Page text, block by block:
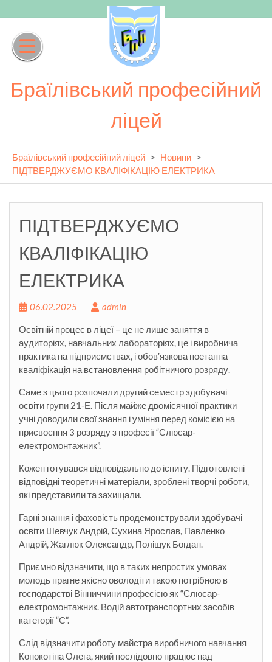
to
content
Браїлівський професійний
ліцей
Браїлівський професійний ліцей > Новини >
ПІДТВЕРДЖУЄМО КВАЛІФІКАЦІЮ ЕЛЕКТРИКА
ПІДТВЕРДЖУЄМО
КВАЛІФІКАЦІЮ
ЕЛЕКТРИКА
06.02.2025 admin
Освітній процес в ліцеї – це не лише заняття в
аудиторіях, навчальних лабораторіях, це і виробнича
практика на підприємствах, і обовʼязкова поетапна
кваліфікація на встановлення робітничого розряду.
Саме з цього розпочали другий семестр здобувачі
освіти групи 21-Е. Після майже двомісячної практики
учні доводили свої знання і уміння перед комісією на
присвоєння 3 розряду з професії “Слюсар-
електромонтажник”.
Кожен готувався відповідально до іспиту. Підготовлені
відповідні теоретичні матеріали, зроблені творчі роботи,
які представили та захищали.
Гарні знання і фаховість продемонстрували здобувачі
освіти Шевчук Андрій, Сухина Ярослав, Павленко
Андрій, Жаглюк Олександр, Поліщук Богдан.
Приємно відзначити, що в таких непростих умовах
молодь прагне якісно оволодіти такою потрібною в
господарстві Вінниччини професією як “Слюсар-
електромонтажник. Водій автотранспортних засобів
категорії “С”.
Слід відзначити роботу майстра виробничого навчання
Конокотіна Олега, який послідовно працює над